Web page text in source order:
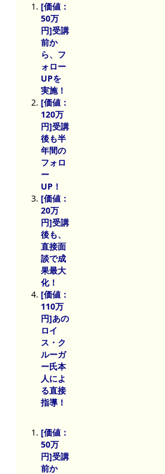
[価値：
50万
円]受講
前か
ら、フ
ォロー
UPを
実施！
[価値：
120万
円]受講
後も半
年間の
フォロ
ー
UP ！
[価値：
20万
円]受講
後も、
直接面
談で成
果最大
化！
[価値：
110万
円]あの
ロイ
ス・ク
ルーガ
ー氏本
人によ
る直接
指導！
[価値：
50万
円]受講
前か